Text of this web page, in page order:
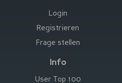
Login
Registrieren
Frage stellen
Info
User Top 100